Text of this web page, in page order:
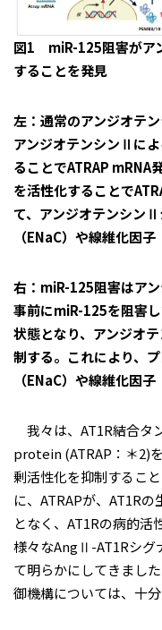
図1 miR-125阻害がア
することを発見
左：通常のアンジオテ
アンジオテンシンⅡに
ることでATRAP mRNA
を活性化することで
て、アンジオテンシン
（ENaC）や線維化因
右：miR-125阻害はア
事前にmiR-125を阻害
状態となり、アンジオ
制する。これにより、
（ENaC）や線維化因
我々は、AT1R結合タ
protein (ATRAP：＊2)
剰活性化を抑制するこ
に、ATRAPが、AT1R
となく、AT1Rの病的
様々なAngⅡ-AT1Rシグ
て明らかにしてきまし
御機構については、十